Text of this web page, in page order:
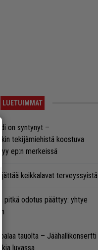
LUETUIMMAT
on syntynyt –
tekijämiehistä koostuva
ep:n merkeissä
jättää keikkalavat terveyssyistä
pitkä odotus päättyy: yhtye
palaa tauolta – Jäähallikonsertti
luvassa